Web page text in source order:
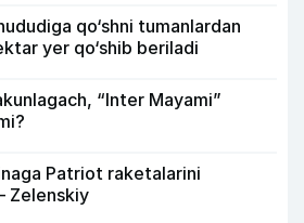
qo‘shni tumanlardan
yer qo‘shib beriladi
“Inter Mayami”
Patriot raketalarini
Zelenskiy